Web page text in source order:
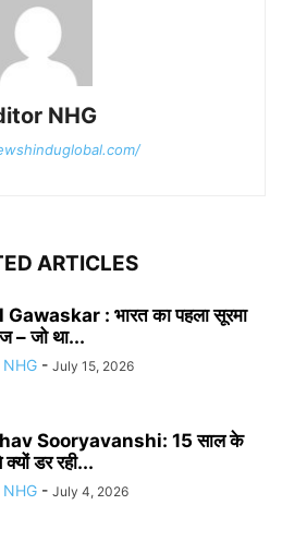
NHG
ARTICLES
: भारत का पहला सूरमा
– जो था...
- July 15, 2026
Sooryavanshi: 15 साल के
डर रही...
- July 4, 2026